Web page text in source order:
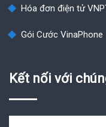
Hóa đơn điện tử
Gói Cước VinaPhone
Kết nối với